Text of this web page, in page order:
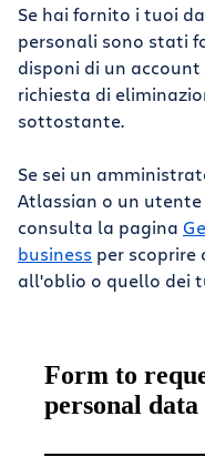
Se hai fornito i tuoi
personali sono stati
disponi di un
richiesta di
sottostante.
Se sei un
Atlassian o un
consulta la pagina
business per
all'oblio o quello dei